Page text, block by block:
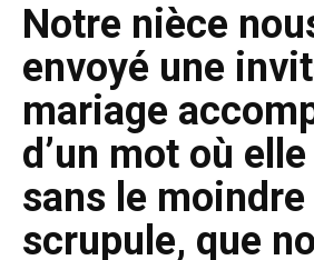
Notre nièce
envoyé une
mariage
d’un mot où
sans le moindre
scrupule, que